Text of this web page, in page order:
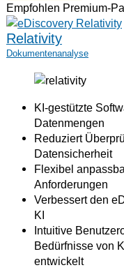
Empfohlen Premium-
Relativity
Dokumentenanalyse
KI-gestützte
Datenmengen
Reduziert
Datensicherheit
Flexibel
Anforderungen
Verbessert den
KI
Intuitive
Bedürfnisse von
entwickelt